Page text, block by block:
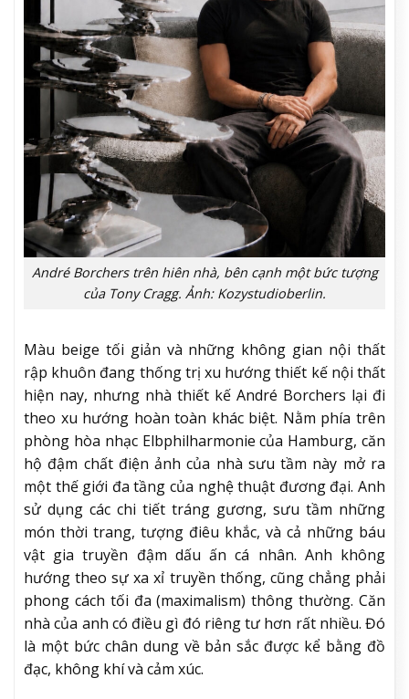
André Borchers trên hiên nhà, bên cạnh một bức tượng
của Tony Cragg. Ảnh: Kozystudioberlin.
Màu beige tối giản và những không gian nội thất
rập khuôn đang thống trị xu hướng thiết kế nội thất
hiện nay, nhưng nhà thiết kế André Borchers lại đi
theo xu hướng hoàn toàn khác biệt. Nằm phía trên
phòng hòa nhạc Elbphilharmonie của Hamburg, căn
hộ đậm chất điện ảnh của nhà sưu tầm này mở ra
một thế giới đa tầng của nghệ thuật đương đại. Anh
sử dụng các chi tiết tráng gương, sưu tầm những
món thời trang, tượng điêu khắc, và cả những báu
vật gia truyền đậm dấu ấn cá nhân. Anh không
hướng theo sự xa xỉ truyền thống, cũng chẳng phải
phong cách tối đa (maximalism) thông thường. Căn
nhà của anh có điều gì đó riêng tư hơn rất nhiều. Đó
là một bức chân dung về bản sắc được kể bằng đồ
đạc, không khí và cảm xúc.